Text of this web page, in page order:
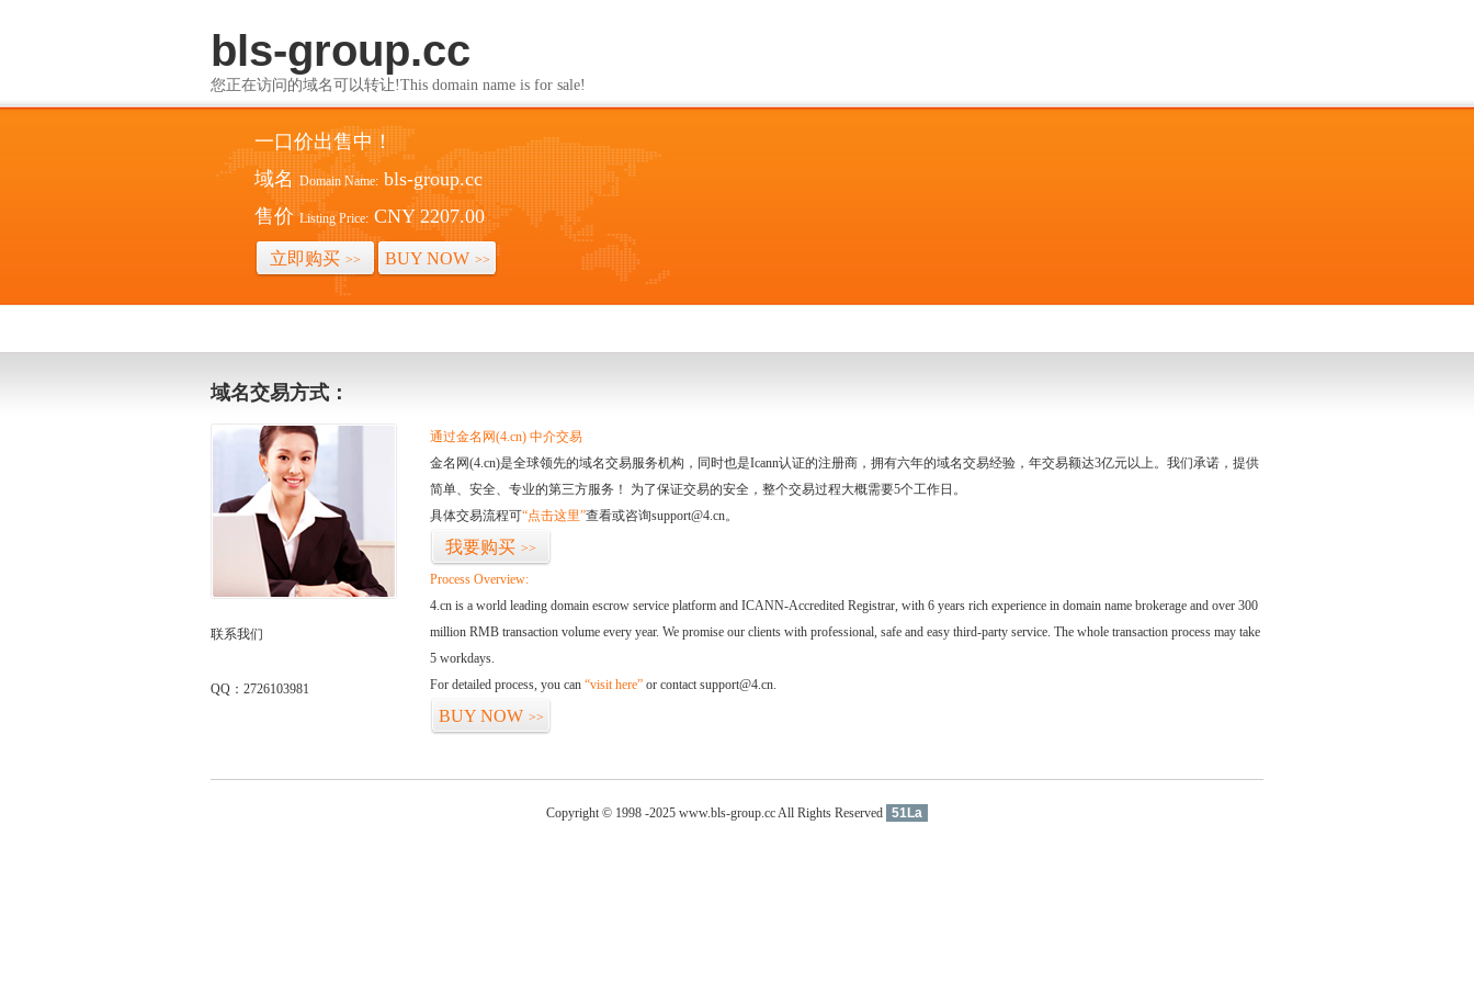
bls-group.cc
您正在访问的域名可以转让!This domain name is for sale!
一口价出售中！
域名 Domain Name: bls-group.cc
售价 Listing Price: CNY 2207.00
立即购买 >> BUY NOW >>
域名交易方式：
联系我们
QQ：2726103981
通过金名网(4.cn) 中介交易
金名网(4.cn)是全球领先的域名交易服务机构，同时也是Icann认证的注册商，拥有六年的域名交易经验，年交易额达3亿元以上。我们承诺，提供
简单、安全、专业的第三方服务！ 为了保证交易的安全，整个交易过程大概需要5个工作日。
具体交易流程可“点击这里”查看或咨询support@4.cn。
我要购买 >>
Process Overview:
4.cn is a world leading domain escrow service platform and ICANN-Accredited Registrar, with 6 years rich experience in domain name brokerage and over 300
million RMB transaction volume every year. We promise our clients with professional, safe and easy third-party service. The whole transaction process may take
5 workdays.
For detailed process, you can “visit here” or contact support@4.cn.
BUY NOW >>
Copyright © 1998 -2025 www.bls-group.cc All Rights Reserved 51La